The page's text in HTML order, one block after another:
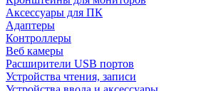
Аксессуары для ПК
Адаптеры
Контроллеры
Веб камеры
Расширители USB портов
Устройства чтения, записи